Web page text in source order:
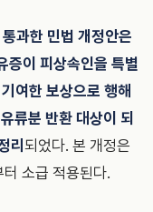
과한 민법 개정안은
이 피상속인을 특별
여한 보상으로 행해
류분 반환 대상이 되
리 되었다. 본 개정은
소급 적용된다.